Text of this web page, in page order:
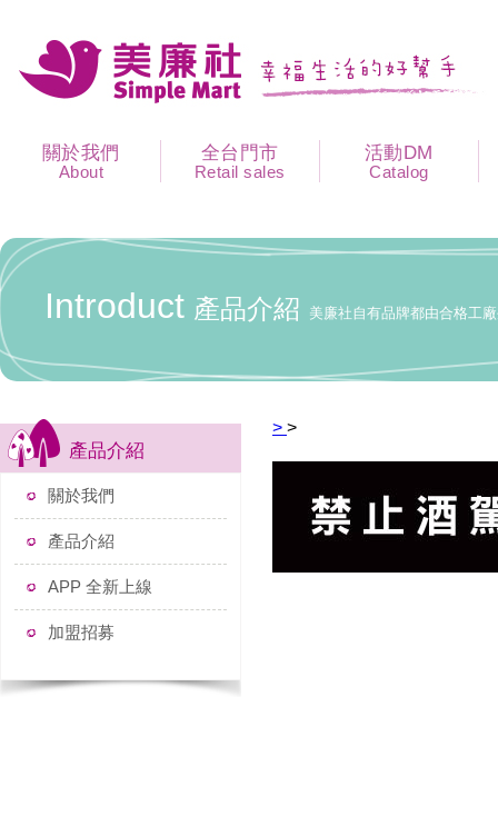
關於我們
About
全台門市
Retail sales
活動DM
Catalog
Introduct 產品介紹 美廉社自有品牌都由合格工
產品介紹
關於我們
產品介紹
APP 全新上線
加盟招募
> >